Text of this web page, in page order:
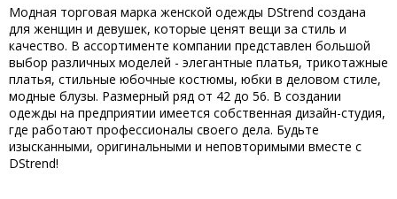
Модная торговая марка женской одежды DStrend создана
для женщин и девушек, которые ценят вещи за стиль и
качество. В ассортименте компании представлен большой
выбор различных моделей - элегантные платья, трикотажные
платья, стильные юбочные костюмы, юбки в деловом стиле,
модные блузы. Размерный ряд от 42 до 56. В создании
одежды на предприятии имеется собственная дизайн-студия,
где работают профессионалы своего дела. Будьте
изысканными, оригинальными и неповторимыми вместе с
DStrend!